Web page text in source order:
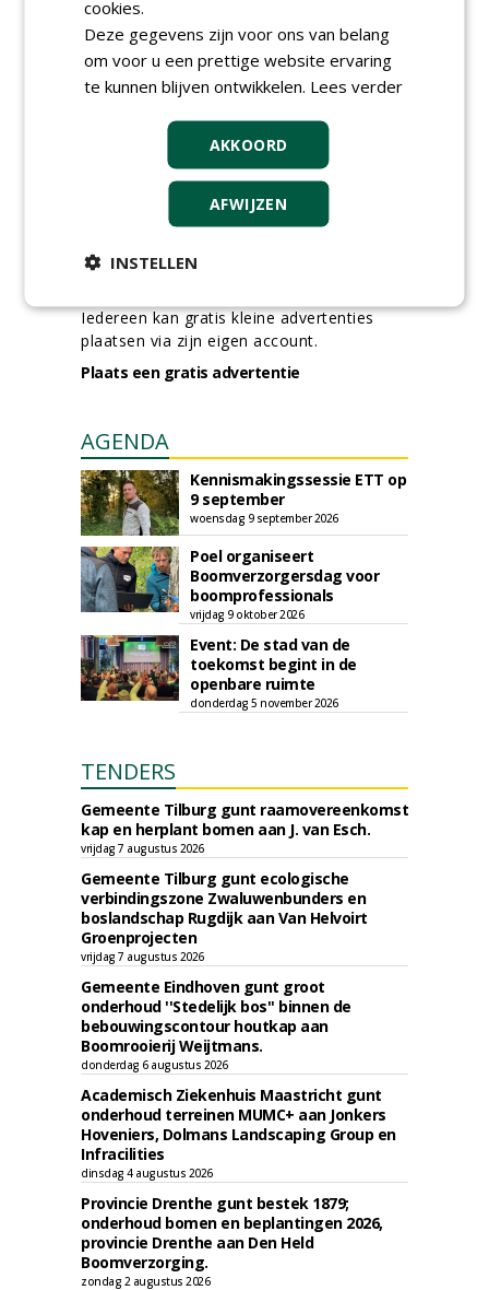
DSV zaden Nederland B.V.
06-08-2026, Ven-Zelderheide
Allround
(fulltime) bij DSV zaden
Nederland B.V.
06-08-2026, Ven Zelderheide
meer Groene Banen
GREEN OUTLET
Iedereen kan gratis kleine advertenties
plaatsen via zijn eigen account.
Plaats een gratis advertentie
AGENDA
Kennismakingssessie ETT op
9 september
woensdag 9 september 2026
Poel organiseert
Boomverzorgersdag voor
boomprofessionals
vrijdag 9 oktober 2026
Event: De stad van de
toekomst begint in de
openbare ruimte
donderdag 5 november 2026
TENDERS
Gemeente Tilburg gunt raamovereenkomst
kap en herplant bomen aan J. van Esch.
vrijdag 7 augustus 2026
Gemeente Tilburg gunt ecologische
verbindingszone Zwaluwenbunders en
boslandschap Rugdijk aan Van Helvoirt
Groenprojecten
vrijdag 7 augustus 2026
Gemeente Eindhoven gunt groot
onderhoud ''Stedelijk bos'' binnen de
bebouwingscontour houtkap aan
Boomrooierij Weijtmans.
donderdag 6 augustus 2026
Academisch Ziekenhuis Maastricht gunt
onderhoud terreinen MUMC+ aan Jonkers
Hoveniers, Dolmans Landscaping Group en
Infracilities
dinsdag 4 augustus 2026
Provincie Drenthe gunt bestek 1879;
onderhoud bomen en beplantingen 2026,
provincie Drenthe aan Den Held
Boomverzorging.
zondag 2 augustus 2026
cookies.
Deze gegevens zijn voor ons van belang
om voor u een prettige website ervaring
te kunnen blijven ontwikkelen. Lees verder
AKKOORD
AFWIJZEN
INSTELLEN